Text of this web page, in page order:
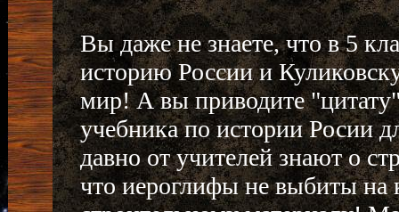
Вы даже не знаете, что в 5
историю России и
мир! А вы приводите
учебника по истории Росии
давно от учителей знают о
что иероглифы не выбиты на